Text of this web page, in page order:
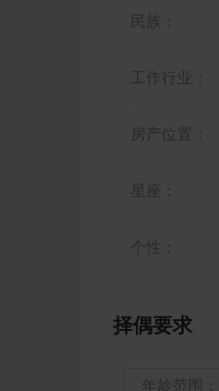
民族：
工作行业：
房产位置：
星座：
个性：
择偶要求
年龄范围：